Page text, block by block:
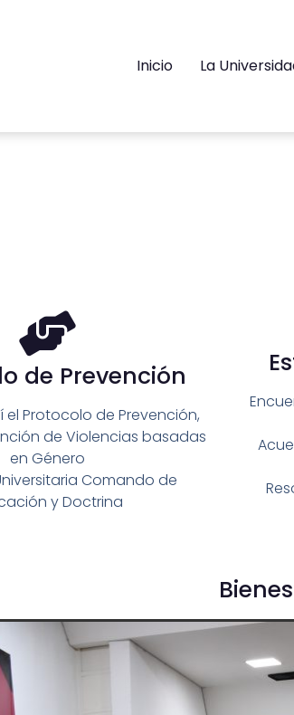
Inicio La
de Prevención
Protocolo de Prevención,
de Violencias basadas
en Género
Comando de
y Doctrina